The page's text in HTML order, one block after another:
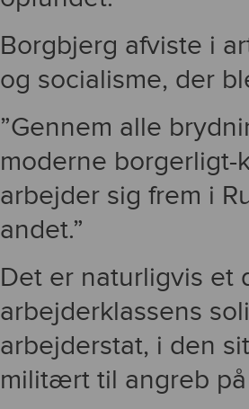
Borgbjerg afviste i
og socialisme, der
”Gennem alle
moderne borgerligt-
arbejder sig frem i
andet.”
Det er naturligvis et
arbejderklassens
arbejderstat, i den
militært til angreb